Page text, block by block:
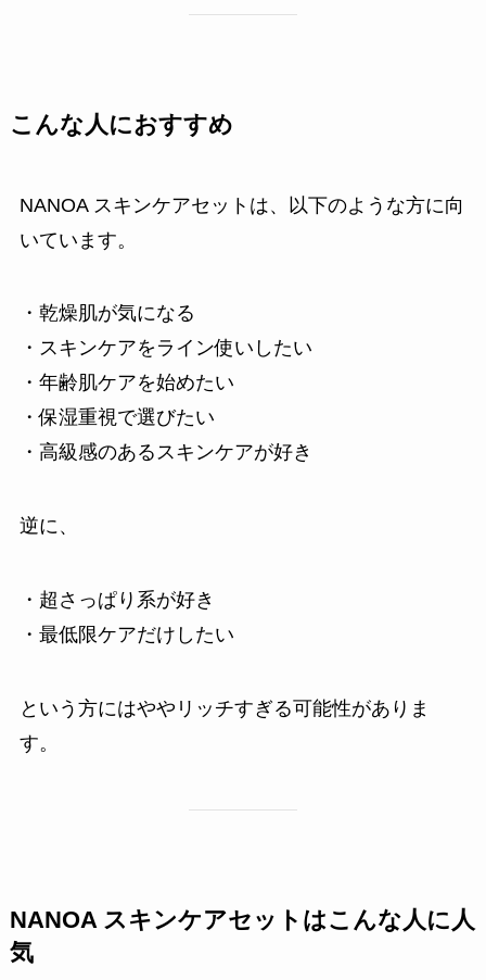
こんな人におすすめ
NANOA スキンケアセットは、以下のような方に向
いています。
・乾燥肌が気になる
・スキンケアをライン使いしたい
・年齢肌ケアを始めたい
・保湿重視で選びたい
・高級感のあるスキンケアが好き
逆に、
・超さっぱり系が好き
・最低限ケアだけしたい
という方にはややリッチすぎる可能性がありま
す。
NANOA スキンケアセットはこんな人に人
気